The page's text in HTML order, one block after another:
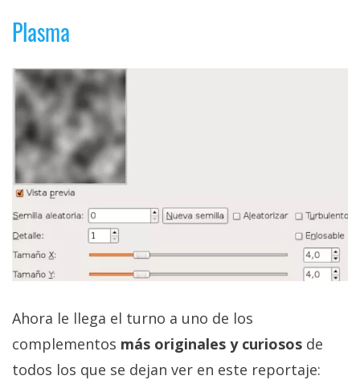
Plasma
Ahora le llega el turno a uno de los
complementos más originales y curiosos de
todos los que se dejan ver en este reportaje: